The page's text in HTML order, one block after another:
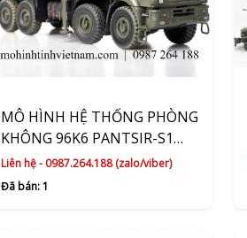
MÔ HÌNH HỆ THỐNG PHÒNG
KHÔNG 96K6 PANTSIR-S1
(XANH) 1:72 PANZERKAMPF
Liên hệ - 0987.264.188 (zalo/viber)
Đã bán: 1